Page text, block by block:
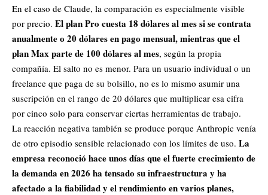
En el caso de Claude, la comparación es especialmente visible
por precio. El plan Pro cuesta 18 dólares al mes si se contrata
anualmente o 20 dólares en pago mensual, mientras que el
plan Max parte de 100 dólares al mes, según la propia
compañía. El salto no es menor. Para un usuario individual o un
freelance que paga de su bolsillo, no es lo mismo asumir una
suscripción en el rango de 20 dólares que multiplicar esa cifra
por cinco solo para conservar ciertas herramientas de trabajo.
La reacción negativa también se produce porque Anthropic venía
de otro episodio sensible relacionado con los límites de uso. La
empresa reconoció hace unos días que el fuerte crecimiento de
la demanda en 2026 ha tensado su infraestructura y ha
afectado a la fiabilidad y el rendimiento en varios planes,